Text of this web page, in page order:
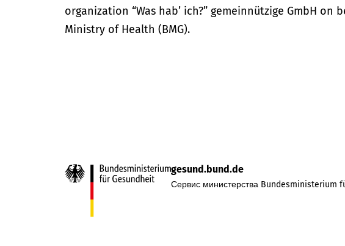
organization “Was hab’ ich?” gemeinnützige GmbH on
Ministry of Health (BMG).
gesund.bund.de
Сервис министерства Bundesministerium